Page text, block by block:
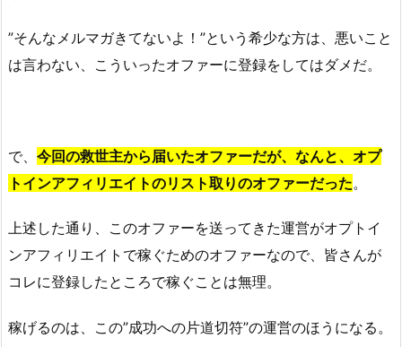
”そんなメルマガきてないよ！”という希少な方は、悪いこと
は言わない、こういったオファーに登録をしてはダメだ。
で、 今回の救世主から届いたオファーだが、なんと、オプ
トインアフィリエイトのリスト取りのオファーだった。
上述した通り、このオファーを送ってきた運営がオプトイ
ンアフィリエイトで稼ぐためのオファーなので、皆さんが
コレに登録したところで稼ぐことは無理。
稼げるのは、この”成功への片道切符”の運営のほうになる。